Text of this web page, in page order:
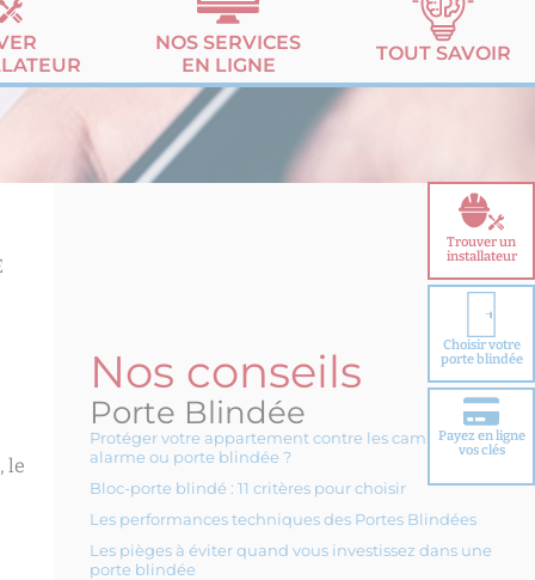
NOS SERVICES
EN LIGNE
TOUT SAVOIR
Trouver un
installateur
Choisir votre
porte blindée
Payez en ligne
vos clés
le
Nos conseils
Porte Blindée
Protéger votre appartement contre les cambriolages :
alarme ou porte blindée ?
Bloc-porte blindé : 11 critères pour choisir
Les performances techniques des Portes Blindées
Les pièges à éviter quand vous investissez dans une
porte blindée